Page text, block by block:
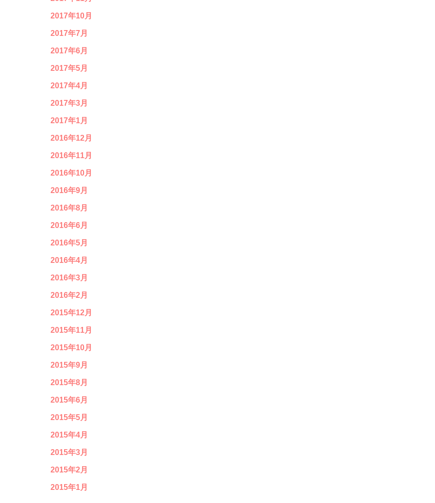
2017年10月
2017年7月
2017年6月
2017年5月
2017年4月
2017年3月
2017年1月
2016年12月
2016年11月
2016年10月
2016年9月
2016年8月
2016年6月
2016年5月
2016年4月
2016年3月
2016年2月
2015年12月
2015年11月
2015年10月
2015年9月
2015年8月
2015年6月
2015年5月
2015年4月
2015年3月
2015年2月
2015年1月